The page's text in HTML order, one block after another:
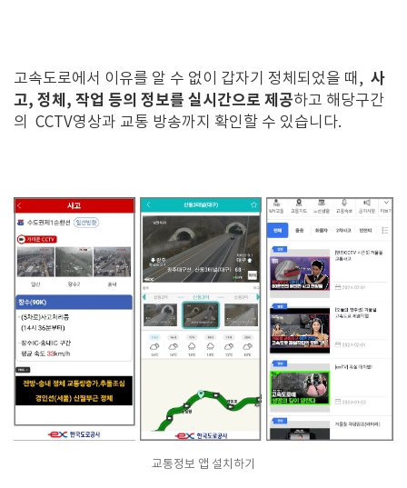
고속도로에서 이유를 알 수 없이 갑자기 정체되었을 때, 사
고, 정체, 작업 등의 정보를 실시간으로 제공하고 해당구간
의 CCTV영상과 교통 방송까지 확인할 수 있습니다.
교통정보 앱 설치하기